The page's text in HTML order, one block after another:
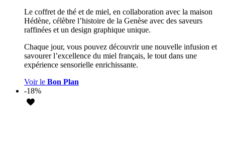
Le coffret de thé et de miel, en collaboration avec la maison
Hédène, célèbre l’histoire de la Genèse avec des saveurs
raffinées et un design graphique unique.
Chaque jour, vous pouvez découvrir une nouvelle infusion et
savourer l’excellence du miel français, le tout dans une
expérience sensorielle enrichissante.
Voir le Bon Plan
-18%